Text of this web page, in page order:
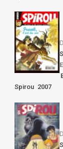
Spirou 2007